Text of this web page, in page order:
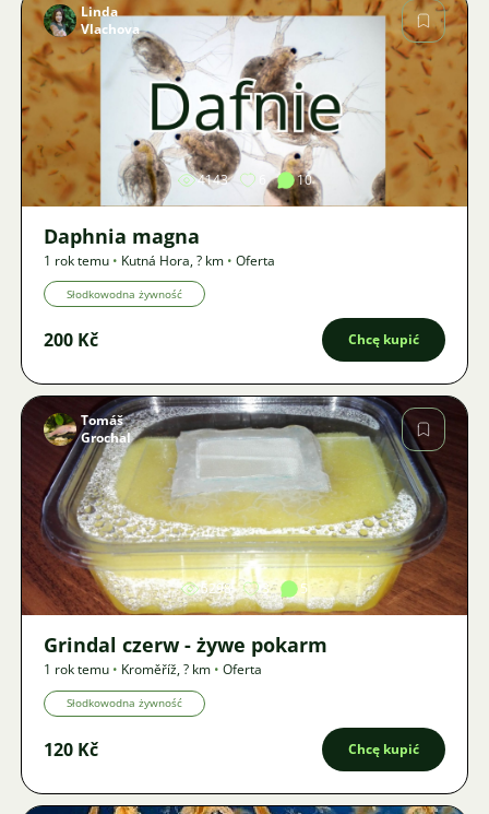
Zdjęcie
Linda
Vlachova
4143 10
Daphnia magna
1 rok temu • Kutná Hora,? km • Oferta
Słodkowodna żywność
200 Kč Chcę kupić
Zdjęcie
Tomáš
Grochal
5298 3 5
Grindal czerw - żywe pokarm
1 rok temu • Kroměříž,? km • Oferta
Słodkowodna żywność
120 Kč Chcę kupić